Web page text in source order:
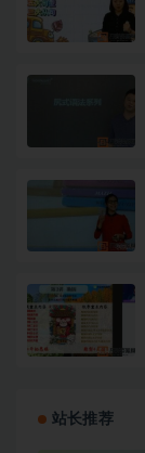
站长推荐